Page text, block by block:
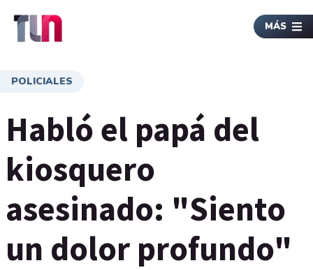
MÁS
POLICIALES
Habló el papá del
kiosquero
asesinado: "Siento
un dolor profundo"